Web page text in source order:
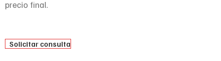
precio final.
Solicitar consulta